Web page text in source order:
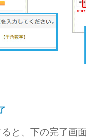
と、下の完了画